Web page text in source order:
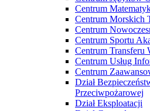
Centrum
Centrum Morskich
Centrum
Centrum Sportu
Centrum Transferu
Centrum Usług
Centrum
Dział
Przeciwpożarowej
Dział Eksploatacji